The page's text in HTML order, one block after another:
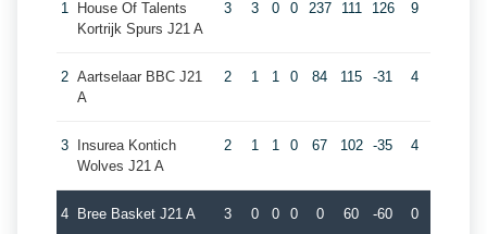
1
House Of Talents
Kortrijk Spurs J21 A
3 3 0 0 237 111 126 9
2 Aartselaar BBC J21
A
2 1 1 0 84 115 -31 4
3
Insurea Kontich
Wolves J21 A
2 1 1 0 67 102 -35 4
4 Bree Basket J21 A 3 0 0 0 0 60 -60 0